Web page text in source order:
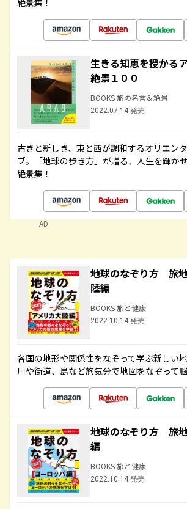
絶景集！
生きる知恵を授かる
絶景１００
BOOKS 旅の名言＆絶景
2022.07.14 発売
古きと新しき、東と西が調和するオリエン
ブ。「地球の歩き方」が贈る、人生を輝か
絶景集！
AD
地球のなぞり方 旅
陸編
BOOKS 旅と健康
2022.10.14 発売
各国の地形や関係性をなぞって学ぶ新しい
川や街道、島など旅気分で地図をなぞって
地球のなぞり方 旅
編
BOOKS 旅と健康
2022.10.14 発売